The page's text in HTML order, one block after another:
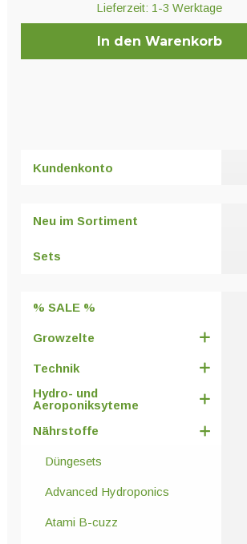
Lieferzeit: 1-3 Werktage
In den Warenkorb
Kundenkonto
Neu im Sortiment
Sets
% SALE %
Growzelte
Technik
Hydro- und
Aeroponiksyteme
Nährstoffe
Düngesets
Advanced Hydroponics
Atami B-cuzz